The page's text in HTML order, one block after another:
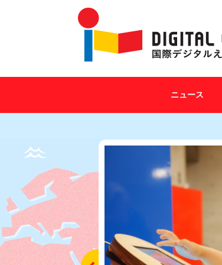
ニュース